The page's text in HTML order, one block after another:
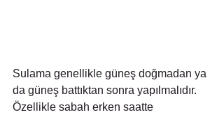
Sulama genellikle güneş doğmadan ya
da güneş battıktan sonra yapılmalıdır.
Özellikle sabah erken saatte